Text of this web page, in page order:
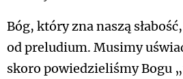
Bóg, który zna naszą
od preludium. Musimy
skoro powiedzieliśmy Bogu